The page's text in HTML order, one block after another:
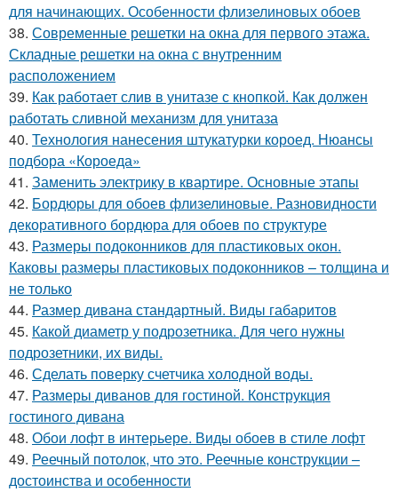
для начинающих. Особенности флизелиновых обоев
38. Современные решетки на окна для первого этажа.
Складные решетки на окна с внутренним
расположением
39. Как работает слив в унитазе с кнопкой. Как должен
работать сливной механизм для унитаза
40. Технология нанесения штукатурки короед. Нюансы
подбора «Короеда»
41. Заменить электрику в квартире. Основные этапы
42. Бордюры для обоев флизелиновые. Разновидности
декоративного бордюра для обоев по структуре
43. Размеры подоконников для пластиковых окон.
Каковы размеры пластиковых подоконников – толщина и
не только
44. Размер дивана стандартный. Виды габаритов
45. Какой диаметр у подрозетника. Для чего нужны
подрозетники, их виды.
46. Сделать поверку счетчика холодной воды.
47. Размеры диванов для гостиной. Конструкция
гостиного дивана
48. Обои лофт в интерьере. Виды обоев в стиле лофт
49. Реечный потолок, что это. Реечные конструкции –
достоинства и особенности